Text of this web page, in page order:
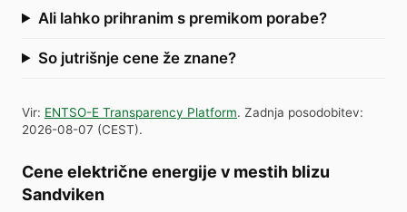
Ali lahko prihranim s premikom porabe?
So jutrišnje cene že znane?
Vir: ENTSO-E Transparency Platform. Zadnja posodobitev:
2026-08-07 (CEST).
Cene električne energije v mestih blizu
Sandviken